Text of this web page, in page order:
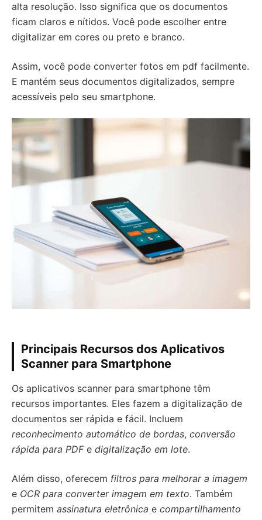
alta resolução. Isso significa que os documentos
ficam claros e nítidos. Você pode escolher entre
digitalizar em cores ou preto e branco.
Assim, você pode converter fotos em pdf facilmente.
E mantém seus documentos digitalizados, sempre
acessíveis pelo seu smartphone.
Principais Recursos dos Aplicativos
Scanner para Smartphone
Os aplicativos scanner para smartphone têm
recursos importantes. Eles fazem a digitalização de
documentos ser rápida e fácil. Incluem
reconhecimento automático de bordas, conversão
rápida para PDFe digitalização em lote.
Além disso, oferecem filtros para melhorar a imagem
e OCR para converter imagem em texto. Também
permitem assinatura eletrônica e compartilhamento